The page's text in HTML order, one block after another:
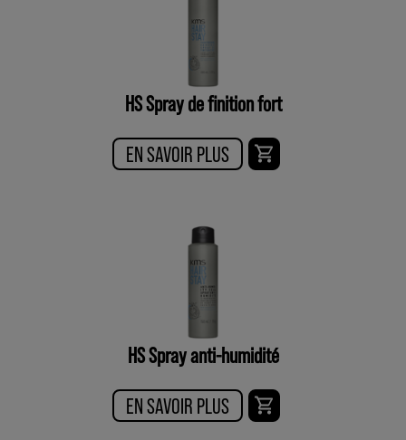
HS Spray de finition fort
EN SAVOIR PLUS
HS Spray anti-humidité
EN SAVOIR PLUS